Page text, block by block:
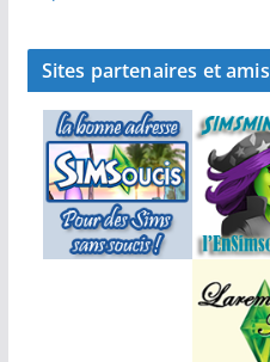
Sites partenaires et amis